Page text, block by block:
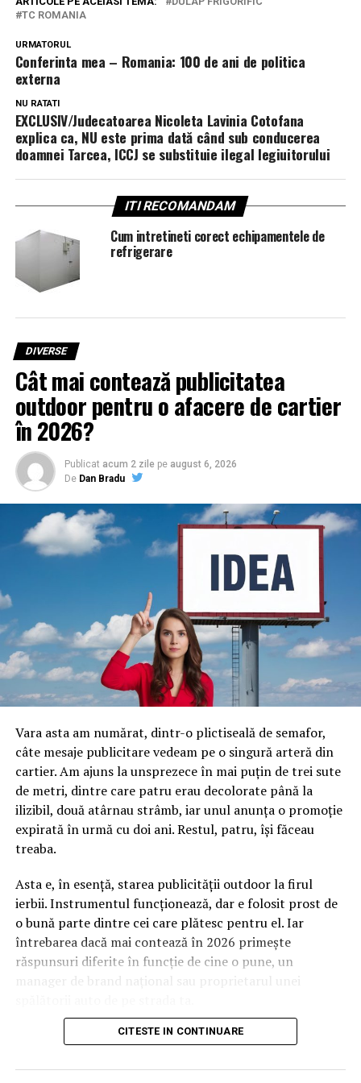
TC ROMANIA
URMATORUL
Conferinta mea – Romania: 100 de ani de politica
externa
NU RATATI
EXCLUSIV/Judecatoarea Nicoleta Lavinia Cotofana
explica ca, NU este prima dată când sub conducerea
doamnei Tarcea, ICCJ se substituie ilegal legiuitorului
ITI RECOMANDAM
Cum intretineti corect echipamentele de
refrigerare
DIVERSE
Cât mai contează publicitatea
outdoor pentru o afacere de cartier
în 2026?
Publicat acum 2 zile pe august 6, 2026
De Dan Bradu
Vara asta am numărat, dintr-o plictiseală de semafor,
câte mesaje publicitare vedeam pe o singură arteră din
cartier. Am ajuns la unsprezece în mai puțin de trei sute
de metri, dintre care patru erau decolorate până la
ilizibil, două atârnau strâmb, iar unul anunța o promoție
expirată în urmă cu doi ani. Restul, patru, își făceau
treaba.
Asta e, în esență, starea publicității outdoor la firul
ierbii. Instrumentul funcționează, dar e folosit prost de
o bună parte dintre cei care plătesc pentru el. Iar
întrebarea dacă mai contează în 2026 primește
răspunsuri diferite în funcție de cine o pune, un
manager de brand național sau proprietarul unei
Pentru al doilea, răspunsul e mai simplu decât pare. Da,
cinci ani. Motivele nu au însă legătură cu nostalgia
CITESTE IN CONTINUARE